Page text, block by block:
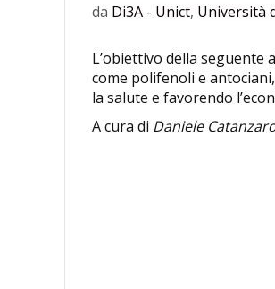
da Di3A - Unict, Università
L’obiettivo della seguente
come polifenoli e
la salute e favorendo
A cura di Daniele